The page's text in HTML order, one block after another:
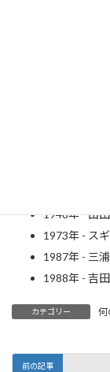
1948年 - 山
1973年 - ス
1987年 - 三
1988年 - 吉
カテゴリー 何
前の記事